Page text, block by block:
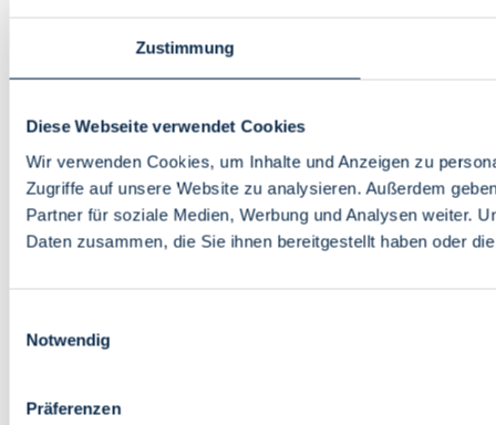
Zustimmung
Diese Webseite verwendet Cookies
Wir verwenden Cookies, um Inhalte und Anzeigen zu
Zugriffe auf unsere Website zu analysieren. Außerdem
Partner für soziale Medien, Werbung und Analysen weiter.
Daten zusammen, die Sie ihnen bereitgestellt haben oder
Notwendig
Präferenzen